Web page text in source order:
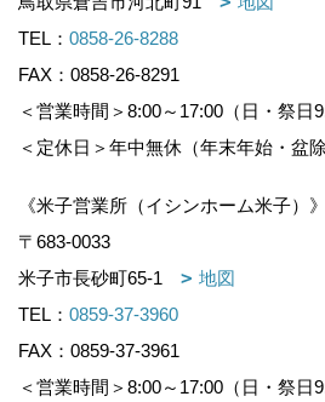
TEL： 0858-26-8288
FAX：0858-26-8291
＜営業時間＞8:00～17:00（日・祭
＜定休日＞年中無休（年末年始・盆除
《米子営業所（イシンホーム米子）》
〒683-0033
米子市長砂町65-1
地図
TEL： 0859-37-3960
FAX：0859-37-3961
＜営業時間＞8:00～17:00（日・祭